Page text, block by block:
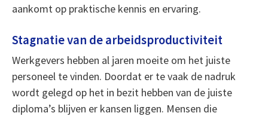
aankomt op praktische kennis en ervaring.
Stagnatie van de arbeidsproductiviteit
Werkgevers hebben al jaren moeite om het juiste
personeel te vinden. Doordat er te vaak de nadruk
wordt gelegd op het in bezit hebben van de juiste
diploma’s blijven er kansen liggen. Mensen die